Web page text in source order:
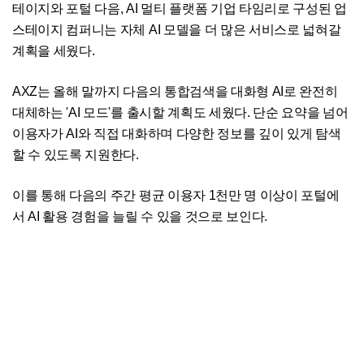
테이지와 포털 다음, AI 멀티 플랫폼 기업 타임리로 구성된 업
스테이지 컴퍼니는 자체 AI 모델을 더 많은 서비스로 넓혀갈
계획을 세웠다.
AXZ는 올해 말까지 다음의 통합검색을 대화형 AI로 완전히
대체하는 'AI 모드'를 출시할 계획도 세웠다. 단순 요약을 넘어
이용자가 AI와 직접 대화하며 다양한 정보를 깊이 있게 탐색
할 수 있도록 지원한다.
이를 통해 다음의 주간 평균 이용자 1천만 명 이상이 포털에
서 AI 활용 경험을 늘릴 수 있을 것으로 보인다.